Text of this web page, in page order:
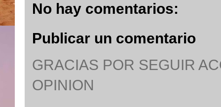
No hay comentarios:
Publicar un comentario
GRACIAS POR SEGUIR
OPINION